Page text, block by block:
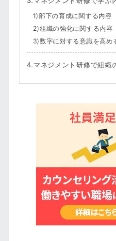
1)部下の育成に関する内容
2)組織の強化に関する内容
3)数字に対する意識を高め
4.マネジメント研修で組織